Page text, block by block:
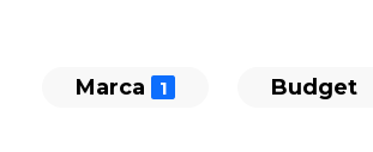
Marca Budget